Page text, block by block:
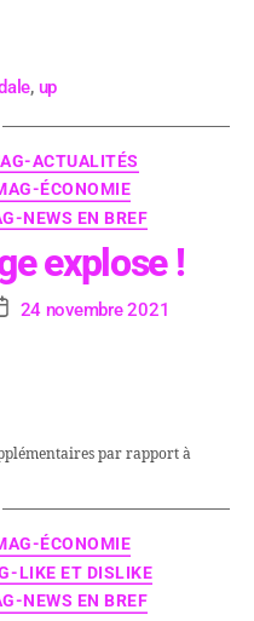
, up
ACTUALITÉS
ÉCONOMIE
NEWS EN BREF
explose !
24 novembre 2021
par rapport à
ÉCONOMIE
LIKE ET DISLIKE
NEWS EN BREF